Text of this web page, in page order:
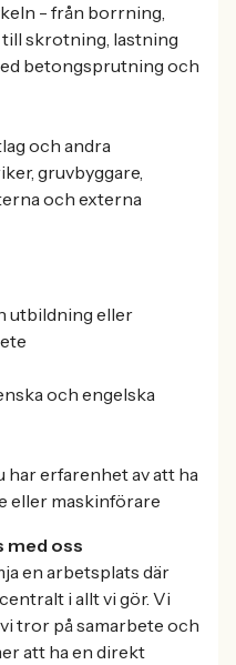
- från borrning,
skrotning, lastning
betongsprutning och
och andra
gruvbyggare,
och externa
utbildning eller
och engelska
har erfarenhet av att ha
eller maskinförare
med oss
en arbetsplats där
i allt vi gör. Vi
tror på samarbete och
att ha en direkt